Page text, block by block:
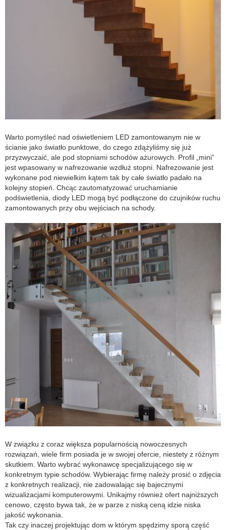
Warto pomyśleć nad oświetleniem LED zamontowanym nie w
ścianie jako światło punktowe, do czego zdążyliśmy się już
przyzwyczaić, ale pod stopniami schodów ażurowych. Profil „mini”
jest wpasowany w nafrezowanie wzdłuż stopni. Nafrezowanie jest
wykonane pod niewielkim kątem tak by całe światło padało na
kolejny stopień. Chcąc zautomatyzować uruchamianie
podświetlenia, diody LED mogą być podłączone do czujników ruchu
zamontowanych przy obu wejściach na schody.
W związku z coraz większa popularnością nowoczesnych
rozwiązań, wiele firm posiada je w swojej ofercie, niestety z różnym
skutkiem. Warto wybrać wykonawcę specjalizującego się w
konkretnym typie schodów. Wybierając firmę należy prosić o zdjęcia
z konkretnych realizacji, nie zadowalając się bajecznymi
wizualizacjami komputerowymi. Unikajmy również ofert najniższych
cenowo, często bywa tak, że w parze z niską ceną idzie niska
jakość wykonania.
Tak czy inaczej projektując dom w którym spędzimy sporą część